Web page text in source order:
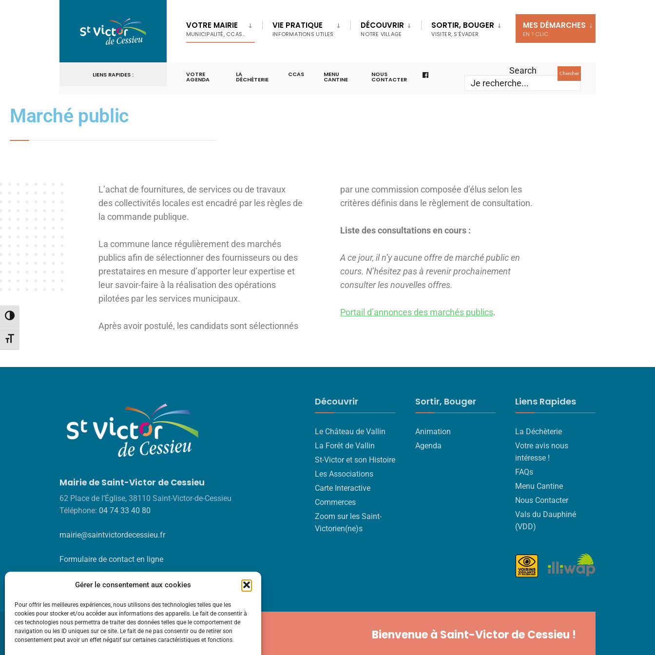
Gérer le consentement aux cookies
Pour offrir les meilleures expériences, nous utilisons des technologies telles que les
cookies pour stocker et/ou accéder aux informations des appareils. Le fait de consentir à
ces technologies nous permettra de traiter des données telles que le comportement de
navigation ou les ID uniques sur ce site. Le fait de ne pas consentir ou de retirer son
consentement peut avoir un effet négatif sur certaines caractéristiques et fonctions.
Passer en contraste élevé
Changer la taille de la police
VOTRE MAIRIE
MUNICIPALITÉ, CCAS…
VIE PRATIQUE
INFORMATIONS UTILES
DÉCOUVRIR
NOTRE VILLAGE
SORTIR, BOUGER
VISITER, S’ÉVADER
MES DÉMARCHES
EN 1 CLIC
LIENS RAPIDES : VOTRE
AGENDA
LA
DÉCHÈTERIE
CCAS MENU
CANTINE
NOUS
CONTACTER
Search Chercher
Marché public
L’achat de fournitures, de services ou de travaux
des collectivités locales est encadré par les règles de
la commande publique.
La commune lance régulièrement des marchés
publics afin de sélectionner des fournisseurs ou des
prestataires en mesure d’apporter leur expertise et
leur savoir-faire à la réalisation des opérations
pilotées par les services municipaux.
Après avoir postulé, les candidats sont sélectionnés
par une commission composée d’élus selon les
critères définis dans le règlement de consultation.
Liste des consultations en cours :
A ce jour, il n’y aucune offre de marché public en
cours. N’hésitez pas à revenir prochainement
consulter les nouvelles offres.
Portail d’annonces des marchés publics.
Mairie de Saint-Victor de Cessieu
62 Place de l’Église, 38110 Saint-Victor-de-Cessieu
Téléphone: 04 74 33 40 80
mairie@saintvictordecessieu.fr
Formulaire de contact en ligne
Découvrir
Le Château de Vallin
La Forêt de Vallin
St-Victor et son Histoire
Les Associations
Carte Interactive
Commerces
Zoom sur les Saint-
Victorien(ne)s
Sortir, Bouger
Animation
Agenda
Liens Rapides
La Déchèterie
Votre avis nous
intéresse !
FAQs
Menu Cantine
Nous Contacter
Vals du Dauphiné
(VDD)
Bienvenue à Saint-Victor de Cessieu !